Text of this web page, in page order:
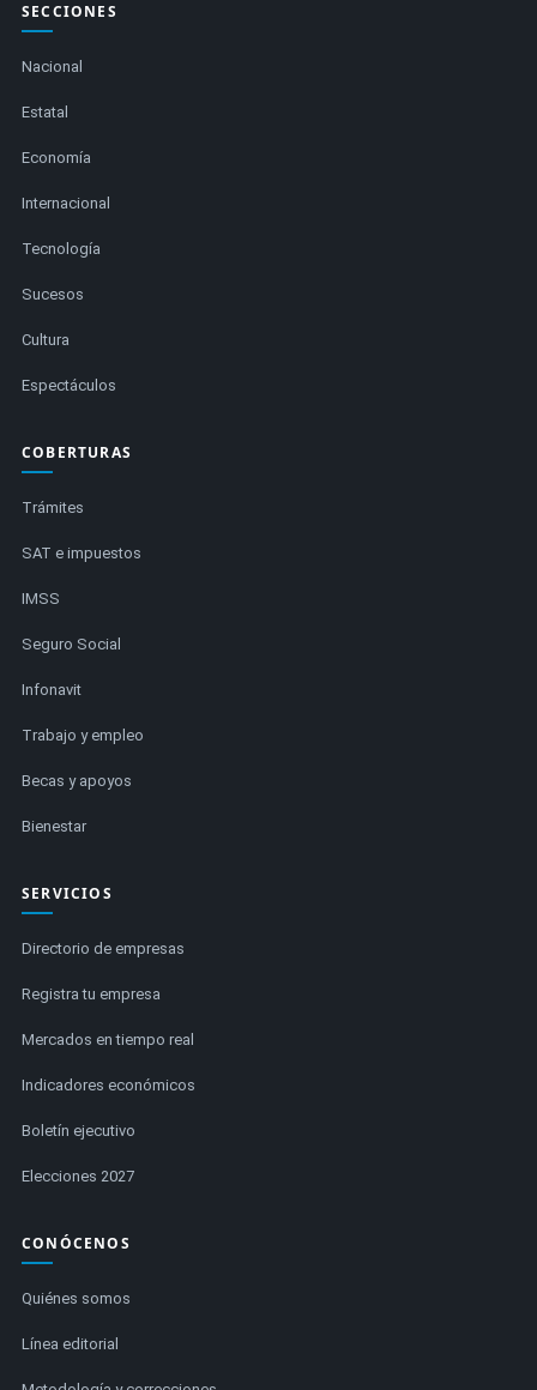
SECCIONES
Nacional
Estatal
Economía
Internacional
Tecnología
Sucesos
Cultura
Espectáculos
COBERTURAS
Trámites
SAT e impuestos
IMSS
Seguro Social
Infonavit
Trabajo y empleo
Becas y apoyos
Bienestar
SERVICIOS
Directorio de empresas
Registra tu empresa
Mercados en tiempo real
Indicadores económicos
Boletín ejecutivo
Elecciones 2027
CONÓCENOS
Quiénes somos
Línea editorial